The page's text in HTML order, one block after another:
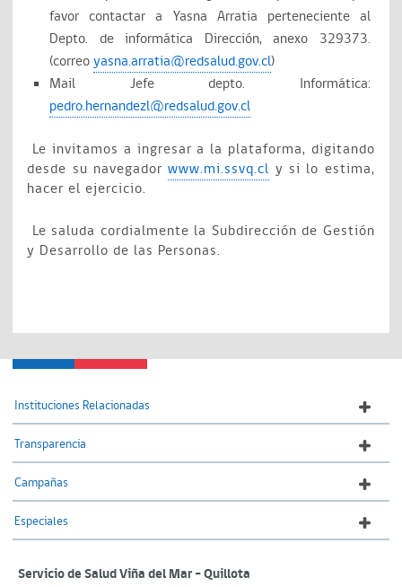
favor contactar a Yasna Arratia perteneciente al
Depto. de informática Dirección, anexo 329373.
(correoyasna.arratia@redsalud.gov.cl)
Mail Jefe depto. Informática:
pedro.hernandezl@redsalud.gov.cl
Le invitamos a ingresar a la plataforma, digitando
desde su navegadorwww.mi.ssvq.cl y si lo estima,
hacer el ejercicio.
Le saluda cordialmente la Subdirección de Gestión
y Desarrollo de las Personas.
Instituciones Relacionadas
Transparencia
Campañas
Especiales
Servicio de Salud Viña del Mar – Quillota